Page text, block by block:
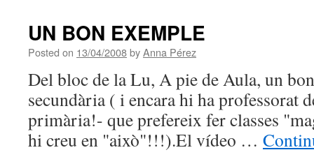
UN BON EXEMPLE
Posted on 13/04/2008byAnna Pérez
Del bloc de la Lu, A pie de Aula, un
secundària ( i encara hi ha professorat
primària!- que prefereix fer classes
hi creu en "això"!!!).El vídeo …